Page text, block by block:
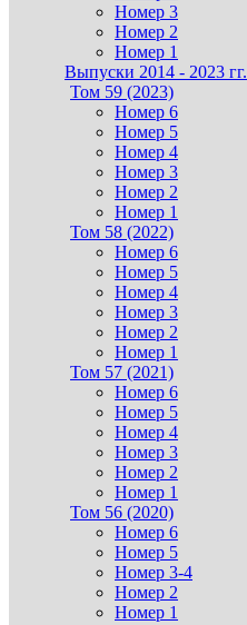
Номер 3
Номер 2
Номер 1
Выпуски 2014 - 2023 гг.
Том 59 (2023)
Номер 6
Номер 5
Номер 4
Номер 3
Номер 2
Номер 1
Том 58 (2022)
Номер 6
Номер 5
Номер 4
Номер 3
Номер 2
Номер 1
Том 57 (2021)
Номер 6
Номер 5
Номер 4
Номер 3
Номер 2
Номер 1
Том 56 (2020)
Номер 6
Номер 5
Номер 3-4
Номер 2
Номер 1